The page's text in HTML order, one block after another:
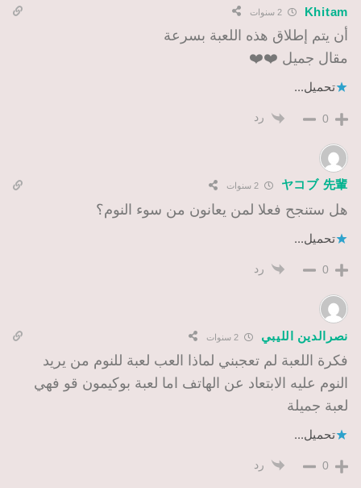
Khitam 2 سنوات
أن يتم إطلاق هذه اللعبة بسرعة
مقال جميل ❤️❤️
تحميل...
0 رد
ヤコブ 先輩 2 سنوات
هل ستنجح فعلا لمن يعانون من سوء النوم؟
تحميل...
0 رد
نصرالدين الليبي 2 سنوات
فكرة اللعبة لم تعجبني لماذا العب لعبة للنوم من يريد
النوم عليه الابتعاد عن الهاتف اما لعبة بوكيمون قو فهي
لعبة جميلة
تحميل...
0 رد